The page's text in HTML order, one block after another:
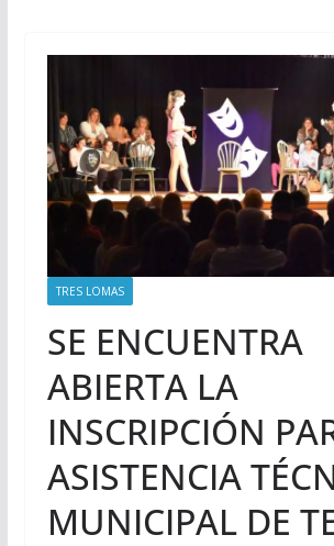
TRES LOMAS
SE ENCUENTRA
ABIERTA LA
INSCRIPCIÓN
ASISTENCIA
MUNICIPAL DE